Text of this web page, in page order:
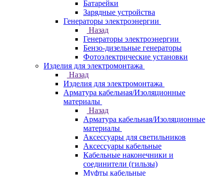
Батарейки
Зарядные устройства
Генераторы электроэнергии
Назад
Генераторы электроэнергии
Бензо-дизельные генераторы
Фотоэлектрические установки
Изделия для электромонтажа
Назад
Изделия для электромонтажа
Арматура кабельная/Изоляционные
материалы
Назад
Арматура кабельная/Изоляционные
материалы
Аксессуары для светильников
Аксессуары кабельные
Кабельные наконечники и
соединители (гильзы)
Муфты кабельные